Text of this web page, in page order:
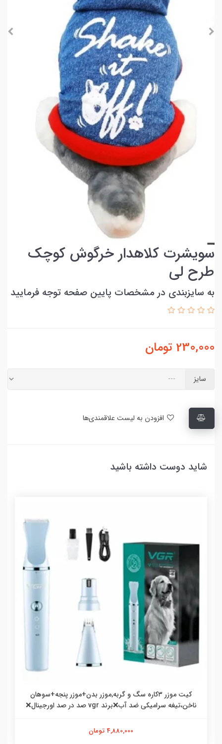
سویشرت کلاهدار خرگوش کوچک
طرح لی
به سایزبندی در مشخصات پایین صفحه توجه فرمایید
230,000 تومان
سایز
شاید دوست داشته باشید
کیت موزر ۳کاره سگ و گربه,موزر بدن+موزر پنجه+سوهان
ناخن،تیغه سرامیکی ضد آب❌برند vgr صد در صد اورجینال❌
4,880,000 تومان